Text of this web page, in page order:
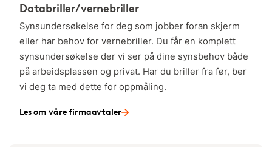
Databriller/vernebriller
Synsundersøkelse for deg som jobber foran skjerm
eller har behov for vernebriller. Du får en komplett
synsundersøkelse der vi ser på dine synsbehov både
på arbeidsplassen og privat. Har du briller fra før, ber
vi deg ta med dette for oppmåling.
Les om våre firmaavtaler